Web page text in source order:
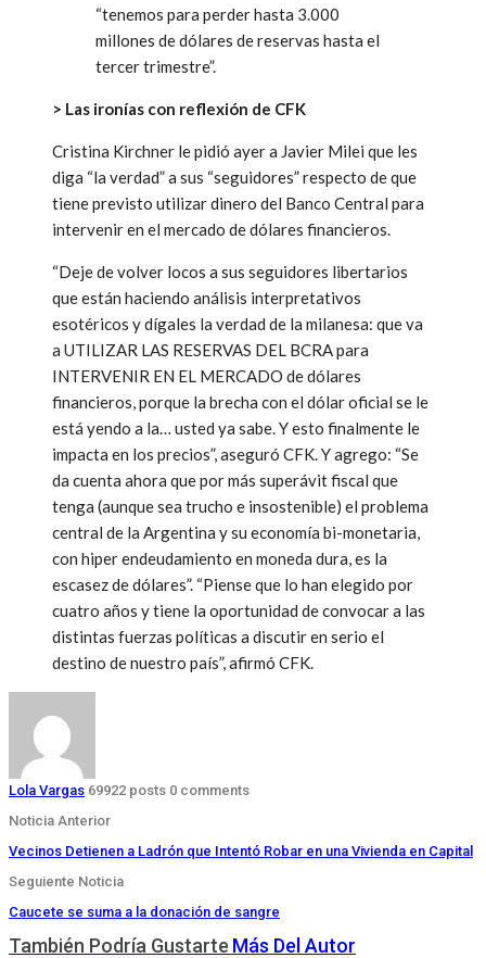
“tenemos para perder hasta 3.000
millones de dólares de reservas hasta el
tercer trimestre”.
> Las ironías con reflexión de CFK
Cristina Kirchner le pidió ayer a Javier Milei que les
diga “la verdad” a sus “seguidores” respecto de que
tiene previsto utilizar dinero del Banco Central para
intervenir en el mercado de dólares financieros.
“Deje de volver locos a sus seguidores libertarios
que están haciendo análisis interpretativos
esotéricos y dígales la verdad de la milanesa: que va
a UTILIZAR LAS RESERVAS DEL BCRA para
INTERVENIR EN EL MERCADO de dólares
financieros, porque la brecha con el dólar oficial se le
está yendo a la… usted ya sabe. Y esto finalmente le
impacta en los precios”, aseguró CFK. Y agrego: “Se
da cuenta ahora que por más superávit fiscal que
tenga (aunque sea trucho e insostenible) el problema
central de la Argentina y su economía bi-monetaria,
con hiper endeudamiento en moneda dura, es la
escasez de dólares”. “Piense que lo han elegido por
cuatro años y tiene la oportunidad de convocar a las
distintas fuerzas políticas a discutir en serio el
destino de nuestro país”, afirmó CFK.
Lola Vargas 69922 posts 0 comments
Noticia Anterior
Vecinos Detienen a Ladrón que Intentó Robar en una Vivienda en Capital
Seguiente Noticia
Caucete se suma a la donación de sangre
También Podría Gustarte Más Del Autor